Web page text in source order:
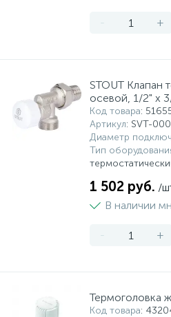
- +
STOUT Клапан
осевой, 1/2" х
Код товара:
Артикул: SVT-
Диаметр
Тип
1 502 руб. /
В наличии
- +
Термоголовка
Код товара: